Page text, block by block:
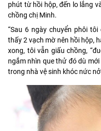
phút từ hồi hộp, đến lo lắng
chồng chị Minh.
“Sau 6 ngày chuyển phôi
thấy 2 vạch mờ nên hồi hộp,
xong, tôi vẫn giấu chồng,
ngắm nhìn que thử đó dù
trong nhà vệ sinh khóc nức